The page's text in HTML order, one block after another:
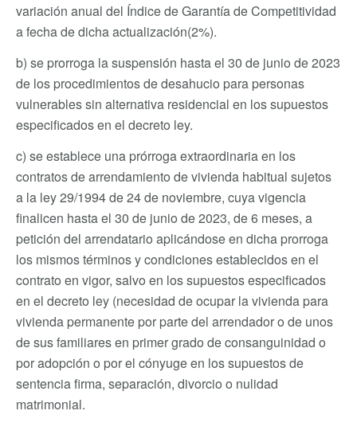
variación anual del Índice de Garantía de Competitividad
a fecha de dicha actualización(2%).
b) se prorroga la suspensión hasta el 30 de junio de 2023
de los procedimientos de desahucio para personas
vulnerables sin alternativa residencial en los supuestos
especificados en el decreto ley.
c) se establece una prórroga extraordinaria en los
contratos de arrendamiento de vivienda habitual sujetos
a la ley 29/1994 de 24 de noviembre, cuya vigencia
finalicen hasta el 30 de junio de 2023, de 6 meses, a
petición del arrendatario aplicándose en dicha prorroga
los mismos términos y condiciones establecidos en el
contrato en vigor, salvo en los supuestos especificados
en el decreto ley (necesidad de ocupar la vivienda para
vivienda permanente por parte del arrendador o de unos
de sus familiares en primer grado de consanguinidad o
por adopción o por el cónyuge en los supuestos de
sentencia firma, separación, divorcio o nulidad
matrimonial.